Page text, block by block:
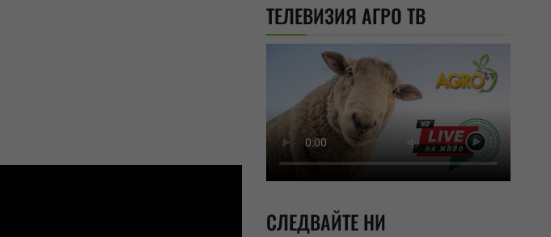
ТЕЛЕВИЗИЯ АГРО ТВ
СЛЕДВАЙТЕ НИ